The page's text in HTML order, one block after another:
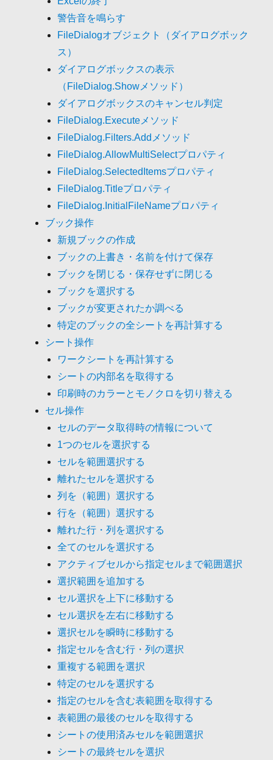
警告音を鳴らす
FileDialogオブジェクト（ダイアログボック
ス）
ダイアログボックスの表示
（FileDialog.Showメソッド）
ダイアログボックスのキャンセル判定
FileDialog.Executeメソッド
FileDialog.Filters.Addメソッド
FileDialog.AllowMultiSelectプロパティ
FileDialog.SelectedItemsプロパティ
FileDialog.Titleプロパティ
FileDialog.InitialFileNameプロパティ
ブック操作
新規ブックの作成
ブックの上書き・名前を付けて保存
ブックを閉じる・保存せずに閉じる
ブックを選択する
ブックが変更されたか調べる
特定のブックの全シートを再計算する
シート操作
ワークシートを再計算する
シートの内部名を取得する
印刷時のカラーとモノクロを切り替える
セル操作
セルのデータ取得時の情報について
1つのセルを選択する
セルを範囲選択する
離れたセルを選択する
列を（範囲）選択する
行を（範囲）選択する
離れた行・列を選択する
全てのセルを選択する
アクティブセルから指定セルまで範囲選択
選択範囲を追加する
セル選択を上下に移動する
セル選択を左右に移動する
選択セルを瞬時に移動する
指定セルを含む行・列の選択
重複する範囲を選択
特定のセルを選択する
指定のセルを含む表範囲を取得する
表範囲の最後のセルを取得する
シートの使用済みセルを範囲選択
シートの最終セルを選択